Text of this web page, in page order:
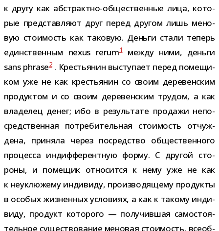
к другу как абстрактно-​общественные лица, кото­
рые пред­став­ляют друг перед дру­гом лишь мено­
вую сто­и­мость как тако­вую. Деньги стали теперь
един­ствен­ным nexus rerum1между ними, деньги
sans phrase2. Крестьянин высту­пает перед поме­щи­
ком уже не как кре­стья­нин со своим дере­вен­ским
про­дук­том и со своим дере­вен­ским тру­дом, а как
вла­де­лец денег; ибо в резуль­тате про­дажи непо­
сред­ствен­ная потре­би­тель­ная сто­и­мость отчуж­
дена, при­няла через посред­ство обще­ствен­ного
про­цесса индиф­фе­рент­ную форму. С дру­гой сто­
роны, и поме­щик отно­сится к нему уже не как
к неук­лю­жему инди­виду, про­из­во­дя­щему про­дукты
в осо­бых жиз­нен­ных усло­виях, а как к такому инди­
виду, про­дукт кото­рого — полу­чив­шая само­сто­я­
тель­ное суще­ство­ва­ние мено­вая сто­и­мость, все­об­